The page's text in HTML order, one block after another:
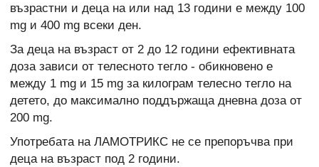
възрастни и деца на или над 13 години е между 100
mg и 400 mg всеки ден.
За деца на възраст от 2 до 12 години ефективната
доза зависи от телесното тегло - обикновено е
между 1 mg и 15 mg за килограм телесно тегло на
детето, до максимално поддържаща дневна доза от
200 mg.
Употребата на ЛАМОТРИКС не се препоръчва при
деца на възраст под 2 години.